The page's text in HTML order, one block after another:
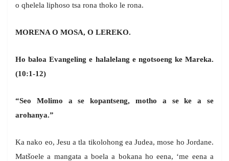
o qhelela liphoso tsa rona thoko le rona.
MORENA O MOSA, O LEREKO.
Ho baloa Evangeling e halalelang e ngotsoeng ke Mareka.
(10:1-12)
“Seo Molimo a se kopantseng, motho a se ke a se
arohanya.”
Ka nako eo, Jesu a tla tikolohong ea Judea, mose ho Jordane.
Matšoele a mangata a boela a bokana ho eena, ‘me eena a